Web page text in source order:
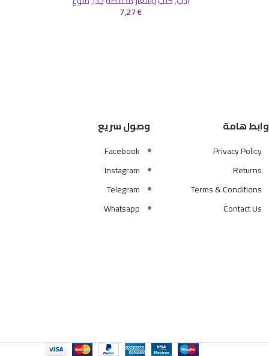
7,27€
هامة
Privacy Policy
Returns
Terms & Conditions
Contact Us
وصول سريع
Facebook
Instagram
Telegram
Whatsapp